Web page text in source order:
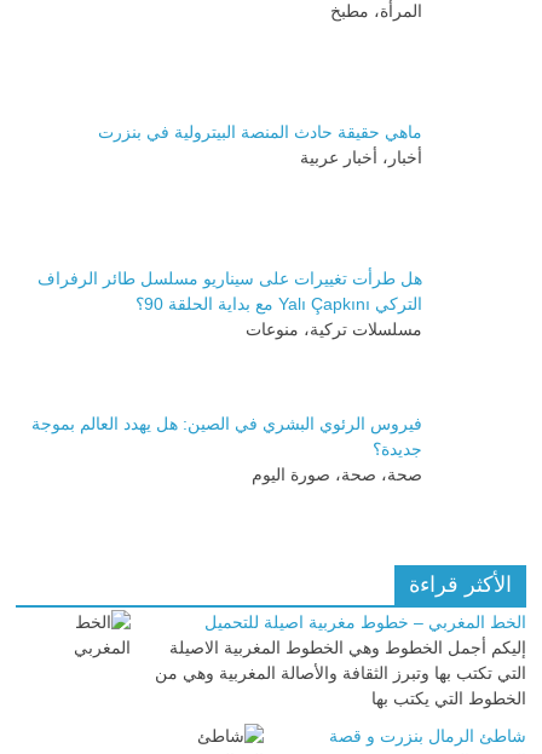
المرأة، مطبخ
ماهي حقيقة حادث المنصة البيترولية في بنزرت
أخبار، أخبار عربية
هل طرأت تغييرات على سيناريو مسلسل طائر الرفراف
التركي Yalı Çapkını مع بداية الحلقة 90؟
مسلسلات تركية، منوعات
فيروس الرئوي البشري في الصين: هل يهدد العالم بموجة
جديدة؟
صحة، صحة، صورة اليوم
الأكثر قراءة
الخط المغربي – خطوط مغربية اصيلة للتحميل
إليكم أجمل الخطوط وهي الخطوط المغربية الاصيلة
التي تكتب بها وتبرز الثقافة والأصالة المغربية وهي من
الخطوط التي يكتب بها
شاطئ الرمال بنزرت و قصة